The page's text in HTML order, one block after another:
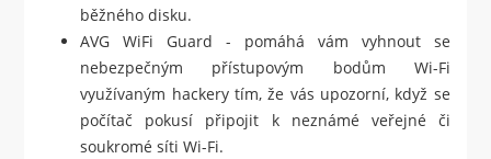
běžného disku.
AVG WiFi Guard - pomáhá vám vyhnout se
nebezpečným přístupovým bodům Wi-Fi
využívaným hackery tím, že vás upozorní, když se
počítač pokusí připojit k neznámé veřejné či
soukromé síti Wi-Fi.